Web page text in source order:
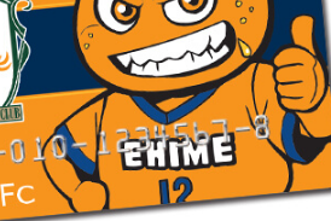
グッズ